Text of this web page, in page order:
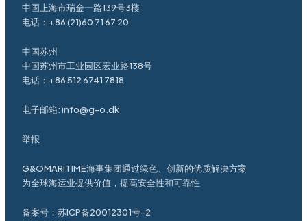
中国上海市瑞金一路139号3楼
电话： +86 (21)60 71 67 20
中国苏州
中国苏州市工业园区宏业路138号
电话： +86 512 6741 7818
电子邮箱:info@g-o.dk
举报
G&OMARITIME海事集团通过绿色、创新的优质解决方案
为全球海运业提供价值，提高安全性和可靠性
备案号： 苏ICP备20012301号-2